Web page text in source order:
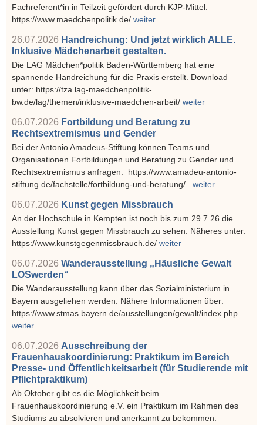
Fachreferent*in in Teilzeit gefördert durch KJP-Mittel.
https://www.maedchenpolitik.de/ weiter
26.07.2026 Handreichung: Und jetzt wirklich ALLE.
Inklusive Mädchenarbeit gestalten.
Die LAG Mädchen*politik Baden-Württemberg hat eine
spannende Handreichung für die Praxis erstellt. Download
unter: https://tza.lag-maedchenpolitik-
bw.de/lag/themen/inklusive-maedchen-arbeit/ weiter
06.07.2026 Fortbildung und Beratung zu
Rechtsextremismus und Gender
Bei der Antonio Amadeus-Stiftung können Teams und
Organisationen Fortbildungen und Beratung zu Gender und
Rechtsextremismus anfragen. https://www.amadeu-antonio-
stiftung.de/fachstelle/fortbildung-und-beratung/ weiter
06.07.2026 Kunst gegen Missbrauch
An der Hochschule in Kempten ist noch bis zum 29.7.26 die
Ausstellung Kunst gegen Missbrauch zu sehen. Näheres unter:
https://www.kunstgegenmissbrauch.de/ weiter
06.07.2026 Wanderausstellung „Häusliche Gewalt
LOSwerden“
Die Wanderausstellung kann über das Sozialministerium in
Bayern ausgeliehen werden. Nähere Informationen über:
https://www.stmas.bayern.de/ausstellungen/gewalt/index.php
weiter
06.07.2026 Ausschreibung der
Frauenhauskoordinierung: Praktikum im Bereich
Presse- und Öffentlichkeitsarbeit (für Studierende mit
Pflichtpraktikum)
Ab Oktober gibt es die Möglichkeit beim
Frauenhauskoordinierung e.V. ein Praktikum im Rahmen des
Studiums zu absolvieren und anerkannt zu bekommen.